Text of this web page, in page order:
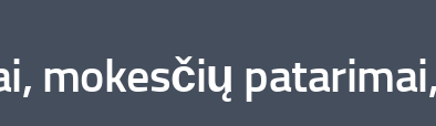
mokesčių